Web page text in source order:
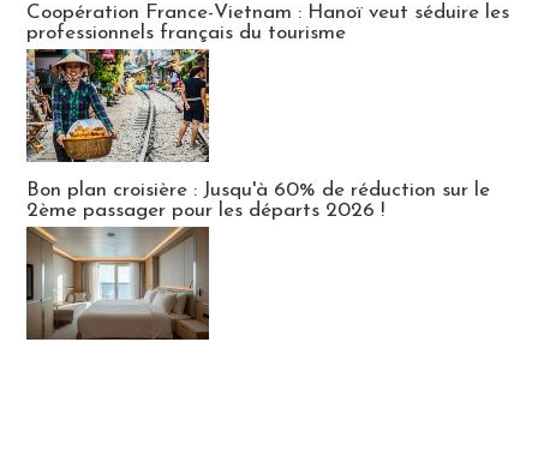
Coopération France-Vietnam : Hanoï veut séduire les
professionnels français du tourisme
Bon plan croisière : Jusqu'à 60% de réduction sur le
2ème passager pour les départs 2026 !